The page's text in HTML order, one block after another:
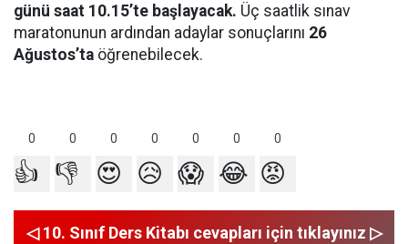
günü saat 10.15’te başlayacak. Üç saatlik sınav
maratonunun ardından adaylar sonuçlarını 26
Ağustos’ta öğrenebilecek.
0 0 0 0 0 0 0
👍 👎 😍 😥 😱 😂 😡
◁ 10. Sınıf Ders Kitabı cevapları için tıklayınız ▷